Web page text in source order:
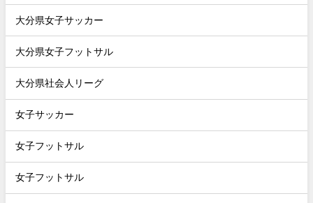
大分県女子サッカー
大分県女子フットサル
大分県社会人リーグ
女子サッカー
女子フットサル
女子フットサル